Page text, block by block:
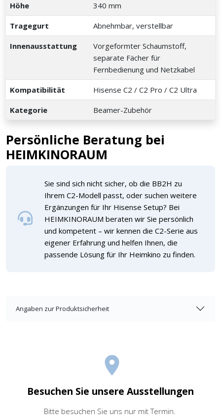
Höhe 340 mm
Tragegurt Abnehmbar, verstellbar
Innenausstattung
Vorgeformter Schaumstoff,
separate Fächer für
Fernbedienung und Netzkabel
Kompatibilität Hisense C2 / C2 Pro / C2 Ultra
Kategorie Beamer-Zubehör
Persönliche Beratung bei
HEIMKINORAUM
Sie sind sich nicht sicher, ob die BB2H zu
Ihrem C2-Modell passt, oder suchen weitere
Ergänzungen für Ihr Hisense Setup? Bei
HEIMKINORAUM beraten wir Sie persönlich
und kompetent – wir kennen die C2-Serie aus
eigener Erfahrung und helfen Ihnen, die
passende Lösung für Ihr Heimkino zu finden.
Angaben zur Produktsicherheit
Besuchen Sie unsere Ausstellungen
Bitte besuchen Sie uns nur mit Termin.